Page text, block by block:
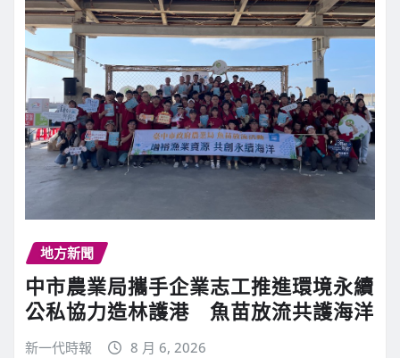
地方新聞
中市農業局攜手企業志工推進環境永續
公私協力造林護港 魚苗放流共護海洋
新一代時報 8 月 6, 2026